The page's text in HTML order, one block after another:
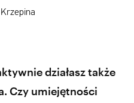
działasz także
Czy umiejętności